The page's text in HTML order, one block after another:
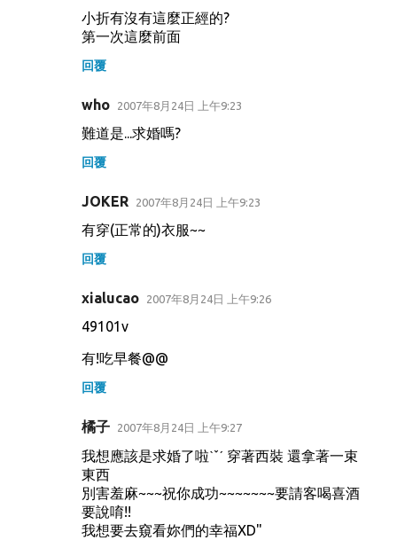
小折有沒有這麼正經的?
第一次這麼前面
回覆
who 2007年8月24日 上午9:23
難道是...求婚嗎?
回覆
JOKER 2007年8月24日 上午9:23
有穿(正常的)衣服~~
回覆
xialucao 2007年8月24日 上午9:26
49101v
有!吃早餐@@
回覆
橘子 2007年8月24日 上午9:27
我想應該是求婚了啦ˋˇˊ 穿著西裝 還拿著一束
東西
別害羞麻~~~祝你成功~~~~~~~要請客喝喜酒
要說唷!!
我想要去窺看妳們的幸福XD"